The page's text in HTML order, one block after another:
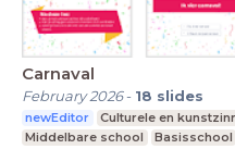
Carnaval
February 2026- 18 slides
newEditor Culturele en
Middelbare school
Basisschool